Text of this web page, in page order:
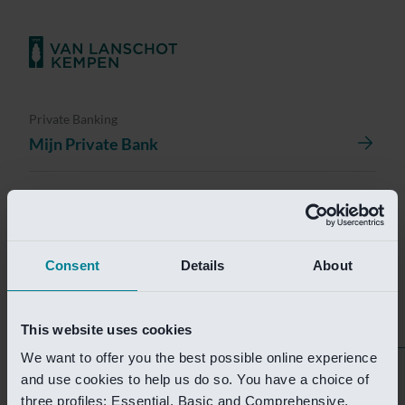
Consent Details About
This website uses cookies
We want to offer you the best possible online experience
and use cookies to help us do so. You have a choice of
three profiles: Essential, Basic and Comprehensive.
Private Banking
Mijn Private Bank
Investment Banking
Van Lanschot Kempen Research
Helaas is deze pagina